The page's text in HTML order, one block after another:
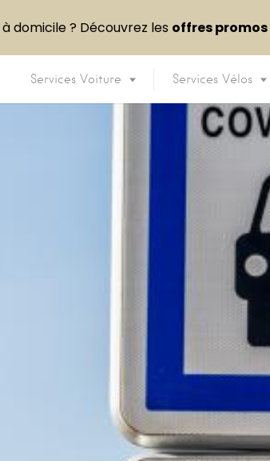
Services Voiture Services Vélos
à domicile ? Découvrez les offres promos